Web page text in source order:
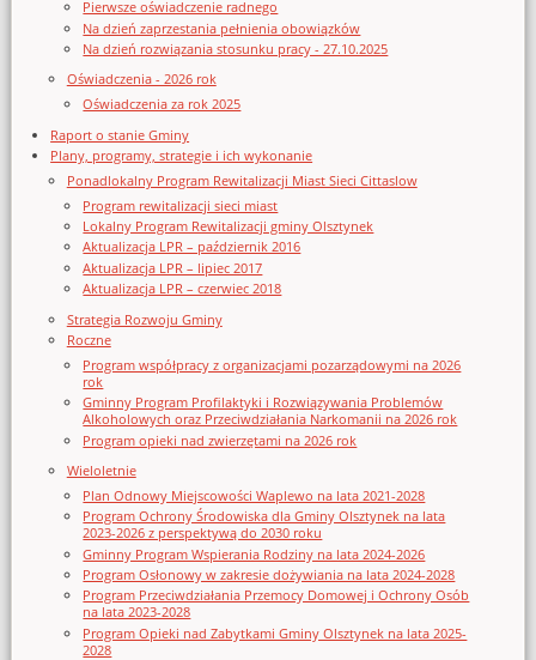
Pierwsze oświadczenie radnego
Na dzień zaprzestania pełnienia obowiązków
Na dzień rozwiązania stosunku pracy - 27.10.2025
Oświadczenia - 2026 rok
Oświadczenia za rok 2025
Raport o stanie Gminy
Plany, programy, strategie i ich wykonanie
Ponadlokalny Program Rewitalizacji Miast Sieci Cittaslow
Program rewitalizacji sieci miast
Lokalny Program Rewitalizacji gminy Olsztynek
Aktualizacja LPR – październik 2016
Aktualizacja LPR – lipiec 2017
Aktualizacja LPR – czerwiec 2018
Strategia Rozwoju Gminy
Roczne
Program współpracy z organizacjami pozarządowymi na 2026
rok
Gminny Program Profilaktyki i Rozwiązywania Problemów
Alkoholowych oraz Przeciwdziałania Narkomanii na 2026 rok
Program opieki nad zwierzętami na 2026 rok
Wieloletnie
Plan Odnowy Miejscowości Waplewo na lata 2021-2028
Program Ochrony Środowiska dla Gminy Olsztynek na lata
2023-2026 z perspektywą do 2030 roku
Gminny Program Wspierania Rodziny na lata 2024-2026
Program Osłonowy w zakresie dożywiania na lata 2024-2028
Program Przeciwdziałania Przemocy Domowej i Ochrony Osób
na lata 2023-2028
Program Opieki nad Zabytkami Gminy Olsztynek na lata 2025-
2028